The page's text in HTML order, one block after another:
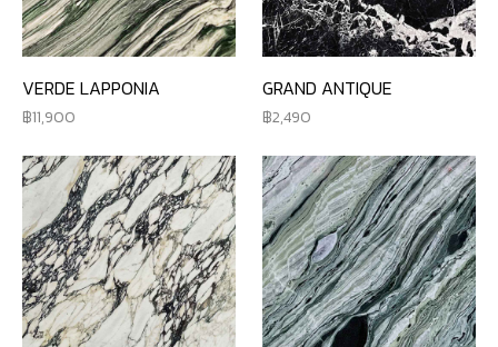
VERDE LAPPONIA
11,900
GRAND ANTIQUE
2,490